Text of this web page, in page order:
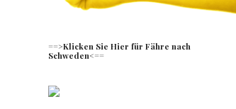
==>Klicken Sie Hier für Fähre nach
Schweden<==